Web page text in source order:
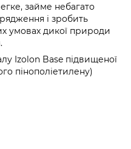
займе небагато
і зробить
умовах дикої природи
Izolon Base підвищеної
пінополіетилену)